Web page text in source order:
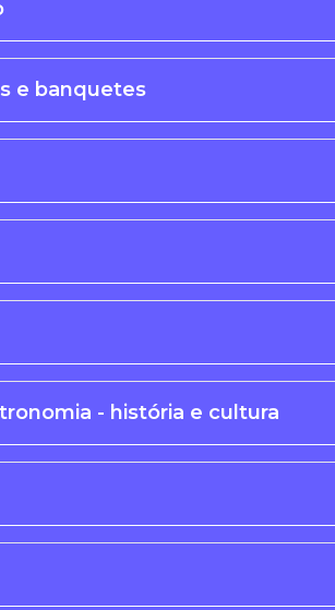
e banquetes
- história e cultura